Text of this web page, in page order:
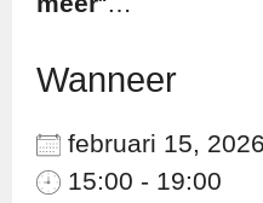
Wanneer
februari 15,
15:00 - 19:00